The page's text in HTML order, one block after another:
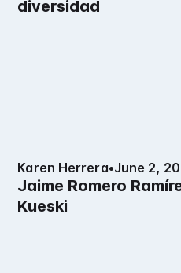
diversidad
Karen Herrera•June 2,
Jaime Romero
Kueski